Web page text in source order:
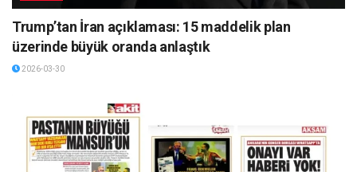
Trump’tan İran açıklaması: 15 maddelik plan
üzerinde büyük oranda anlaştık
2026-03-30